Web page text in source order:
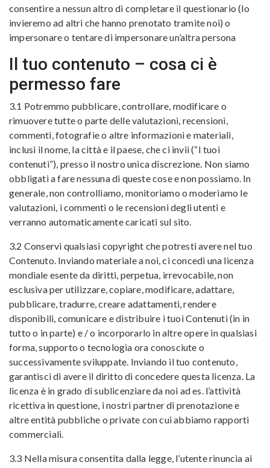
consentire a nessun altro di completare il questionario (lo
invieremo ad altri che hanno prenotato tramite noi) o
impersonare o tentare di impersonare un’altra persona
Il tuo contenuto – cosa ci è
permesso fare
3.1 Potremmo pubblicare, controllare, modificare o
rimuovere tutte o parte delle valutazioni, recensioni,
commenti, fotografie o altre informazioni e materiali,
inclusi il nome, la città e il paese, che ci invii (“I tuoi
contenuti”), presso il nostro unica discrezione. Non siamo
obbligati a fare nessuna di queste cose e non possiamo. In
generale, non controlliamo, monitoriamo o moderiamo le
valutazioni, i commenti o le recensioni degli utenti e
verranno automaticamente caricati sul sito.
3.2 Conservi qualsiasi copyright che potresti avere nel tuo
Contenuto. Inviando materiale a noi, ci concedi una licenza
mondiale esente da diritti, perpetua, irrevocabile, non
esclusiva per utilizzare, copiare, modificare, adattare,
pubblicare, tradurre, creare adattamenti, rendere
disponibili, comunicare e distribuire i tuoi Contenuti (in in
tutto o in parte) e / o incorporarlo in altre opere in qualsiasi
forma, supporto o tecnologia ora conosciute o
successivamente sviluppate. Inviando il tuo contenuto,
garantisci di avere il diritto di concedere questa licenza. La
licenza è in grado di sublicenziare da noi ad es. l’attività
ricettiva in questione, i nostri partner di prenotazione e
altre entità pubbliche o private con cui abbiamo rapporti
commerciali.
3.3 Nella misura consentita dalla legge, l’utente rinuncia ai